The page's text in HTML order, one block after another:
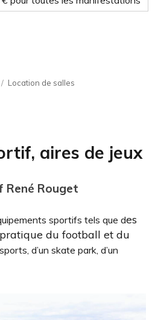
pour toutes les manifestations
aires de jeux
Rouget
sportifs tels que des
du football et du
d’un skate park, d’un